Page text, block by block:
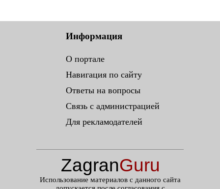
Информация
О портале
Навигация по сайту
Ответы на вопросы
Связь с администрацией
Для рекламодателей
ZagranGuru
Использование материалов с данного сайта